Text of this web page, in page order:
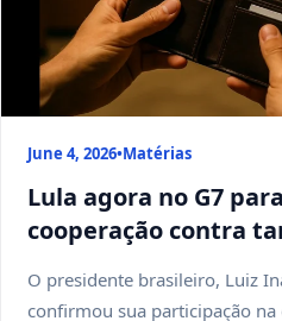
June 4, 2026•Matérias
Lula agora no G7
cooperação contra
O presidente brasileiro, Luiz
confirmou sua participação